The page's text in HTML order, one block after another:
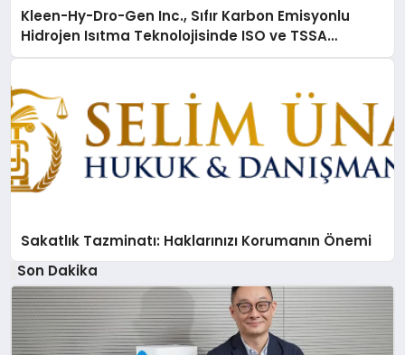
Kleen-Hy-Dro-Gen Inc., Sıfır Karbon Emisyonlu
Hidrojen Isıtma Teknolojisinde ISO ve TSSA
Düzenleyici Onaylarını Aldı
Sakatlık Tazminatı: Haklarınızı Korumanın Önemi
Son Dakika